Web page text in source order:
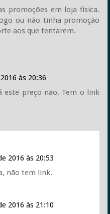
promoções em loja física.
ou não tinha promoção
aos que tentarem.
às 20:36
este preço não. Tem o link
2016 às 20:53
não tem link.
2016 às 21:10